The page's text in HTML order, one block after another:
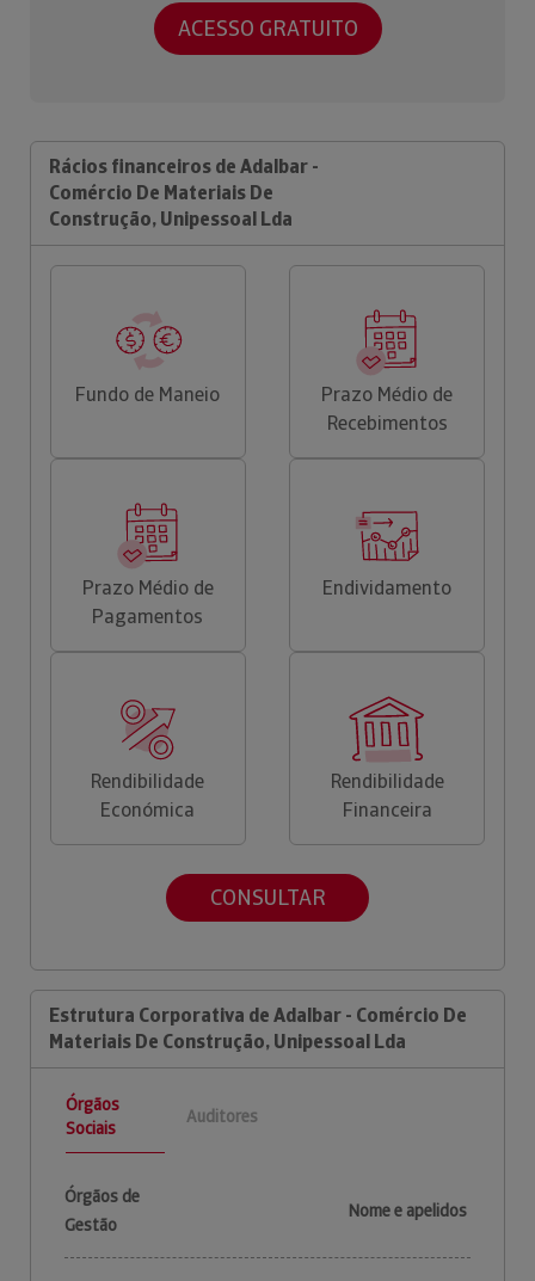
ACESSO GRATUITO
Rácios financeiros de Adalbar -
Comércio De Materiais De
Construção, Unipessoal Lda
Fundo de Maneio
Prazo Médio de
Recebimentos
Prazo Médio de
Pagamentos
Endividamento
Rendibilidade
Económica
Rendibilidade
Financeira
CONSULTAR
Estrutura Corporativa de Adalbar - Comércio De
Materiais De Construção, Unipessoal Lda
Órgãos
Sociais
Auditores
Órgãos de
Gestão
Nome e apelidos